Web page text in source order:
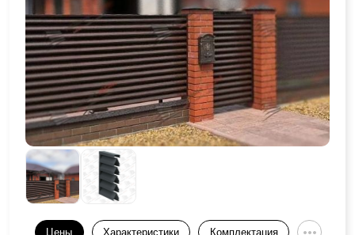
Цены Характеристики Комплектация